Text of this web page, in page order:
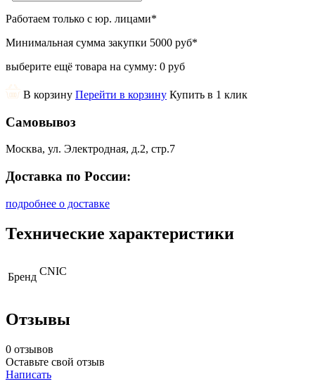
Работаем только с юр. лицами*
Минимальная сумма закупки 5000 руб*
выберите ещё товара на сумму: 0 руб
В корзину Перейти в корзину Купить в 1 клик
Самовывоз
Москва, ул. Электродная, д.2, стр.7
Доставка по России:
подробнее о доставке
Технические характеристики
Бренд CNIC
Отзывы
0 отзывов
Оставьте свой отзыв
Написать